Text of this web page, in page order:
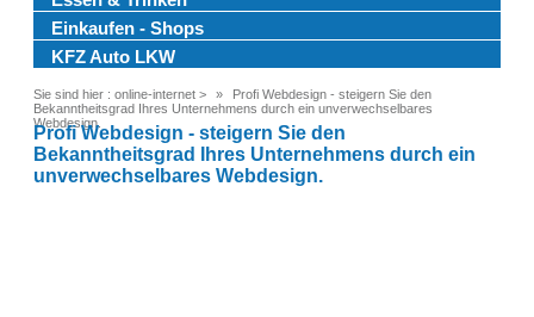
Einkaufen - Shops
KFZ Auto LKW
Sie sind hier : online-internet >
Profi Webdesign - steigern Sie den
Bekanntheitsgrad Ihres Unternehmens durch ein unverwechselbares
Webdesign.
Profi Webdesign - steigern Sie den
Bekanntheitsgrad Ihres Unternehmens durch ein
unverwechselbares Webdesign.